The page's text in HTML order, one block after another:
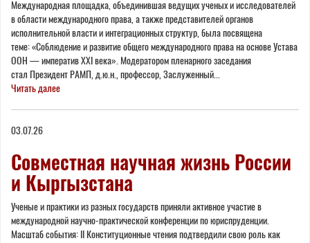
Международная площадка, объединившая ведущих ученых и исследователей
в области международного права, а также представителей органов
исполнительной власти и интеграционных структур, была посвящена
теме: «Соблюдение и развитие общего международного права на основе Устава
ООН — императив XXI века». Модератором пленарного заседания
стал Президент РАМП, д.ю.н., профессор, Заслуженный...
Читать далее
03.07.26
Совместная научная жизнь России
и Кыргызстана
Ученые и практики из разных государств приняли активное участие в
международной научно-практической конференции по юриспруденции.
Масштаб события: II Конституционные чтения подтвердили свою роль как